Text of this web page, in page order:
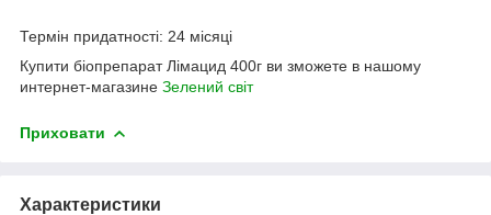
Термін придатності: 24 місяці
Купити біопрепарат Лімацид 400г ви зможете в нашому
интернет-магазине Зелений свiт
Приховати
Характеристики